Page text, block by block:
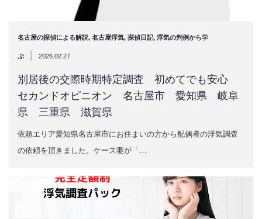
名古屋の探偵による解説, 名古屋浮気, 探偵日記, 浮気の判例から学
ぶ | 2026.02.27
別居後の交際時期特定調査 初めてでも安心
セカンドオピニオン 名古屋市 愛知県 岐阜
県 三重県 滋賀県
依頼エリア愛知県名古屋市にお住まいの方から配偶者の浮気調査
の依頼を頂きました。ケース妻が「…